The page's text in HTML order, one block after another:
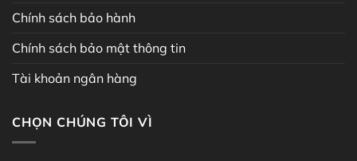
Chính sách bảo hành
Chính sách bảo mật thông tin
Tài khoản ngân hàng
CHỌN CHÚNG TÔI VÌ